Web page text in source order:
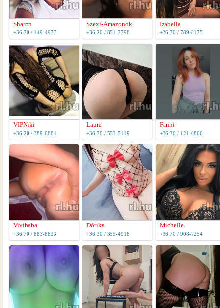
Sharon
+36 70 / 149-4977
Szexi-Amazonok
+36 20 / 851-7798
Izabella
+36 70 / 789-8175
VIPNiki
+36 20 / 389-6884
Laura
+36 70 / 553-5119
Fanni
+36 30 / 121-0866
Vivibaba
+36 70 / 883-8833
Dórika
+36 30 / 355-4918
Michelle
+36 70 / 908-7254